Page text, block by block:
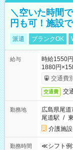
＼空いた時間
円も可！施設
派遣 ブランクOK
給与
時給1550
1880円
交通費
交通費 交
勤務地
広島県尾道
尾道駅 /
介護施
勤務時間
≪シフト例